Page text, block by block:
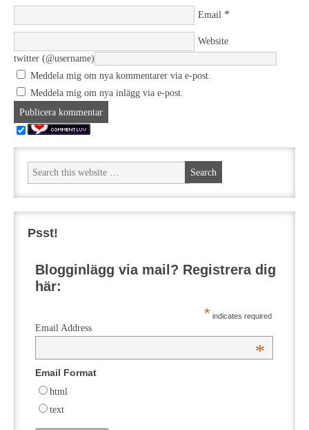
Email *
Website
twitter (@username)
Meddela mig om nya kommentarer via e-post.
Meddela mig om nya inlägg via e-post.
Psst!
Blogginlägg via mail? Registrera dig
här:
* indicates required
Email Address
*
Email Format
html
text